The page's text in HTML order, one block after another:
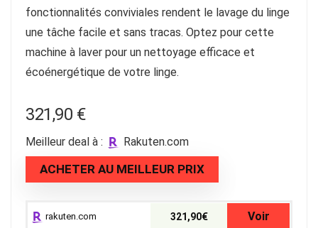
fonctionnalités conviviales rendent le lavage du linge
une tâche facile et sans tracas. Optez pour cette
machine à laver pour un nettoyage efficace et
écoénergétique de votre linge.
321,90 €
Meilleur deal à : rakuten.com
ACHETER AU MEILLEUR PRIX
rakuten.com 321,90€ Voir